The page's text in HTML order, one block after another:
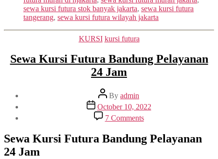
sewa kursi futura stok banyak jakarta, sewa kursi futura
tangerang, sewa kursi futura wilayah jakarta
Categories
KURSI kursi futura
Sewa Kursi Futura Bandung Pelayanan
24 Jam
Post
author
By admin
Post
date
October 10, 2022
7 Commentson
Sewa
Futura
Sewa Kursi Futura Bandung Pelayanan
24 Jam